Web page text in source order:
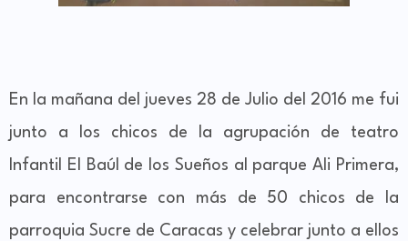
En la mañana del jueves 28 de Julio del 2016 me fui
junto a los chicos de la agrupación de teatro
Infantil El Baúl de los Sueños al parque Ali Primera,
para encontrarse con más de 50 chicos de la
parroquia Sucre de Caracas y celebrar junto a ellos